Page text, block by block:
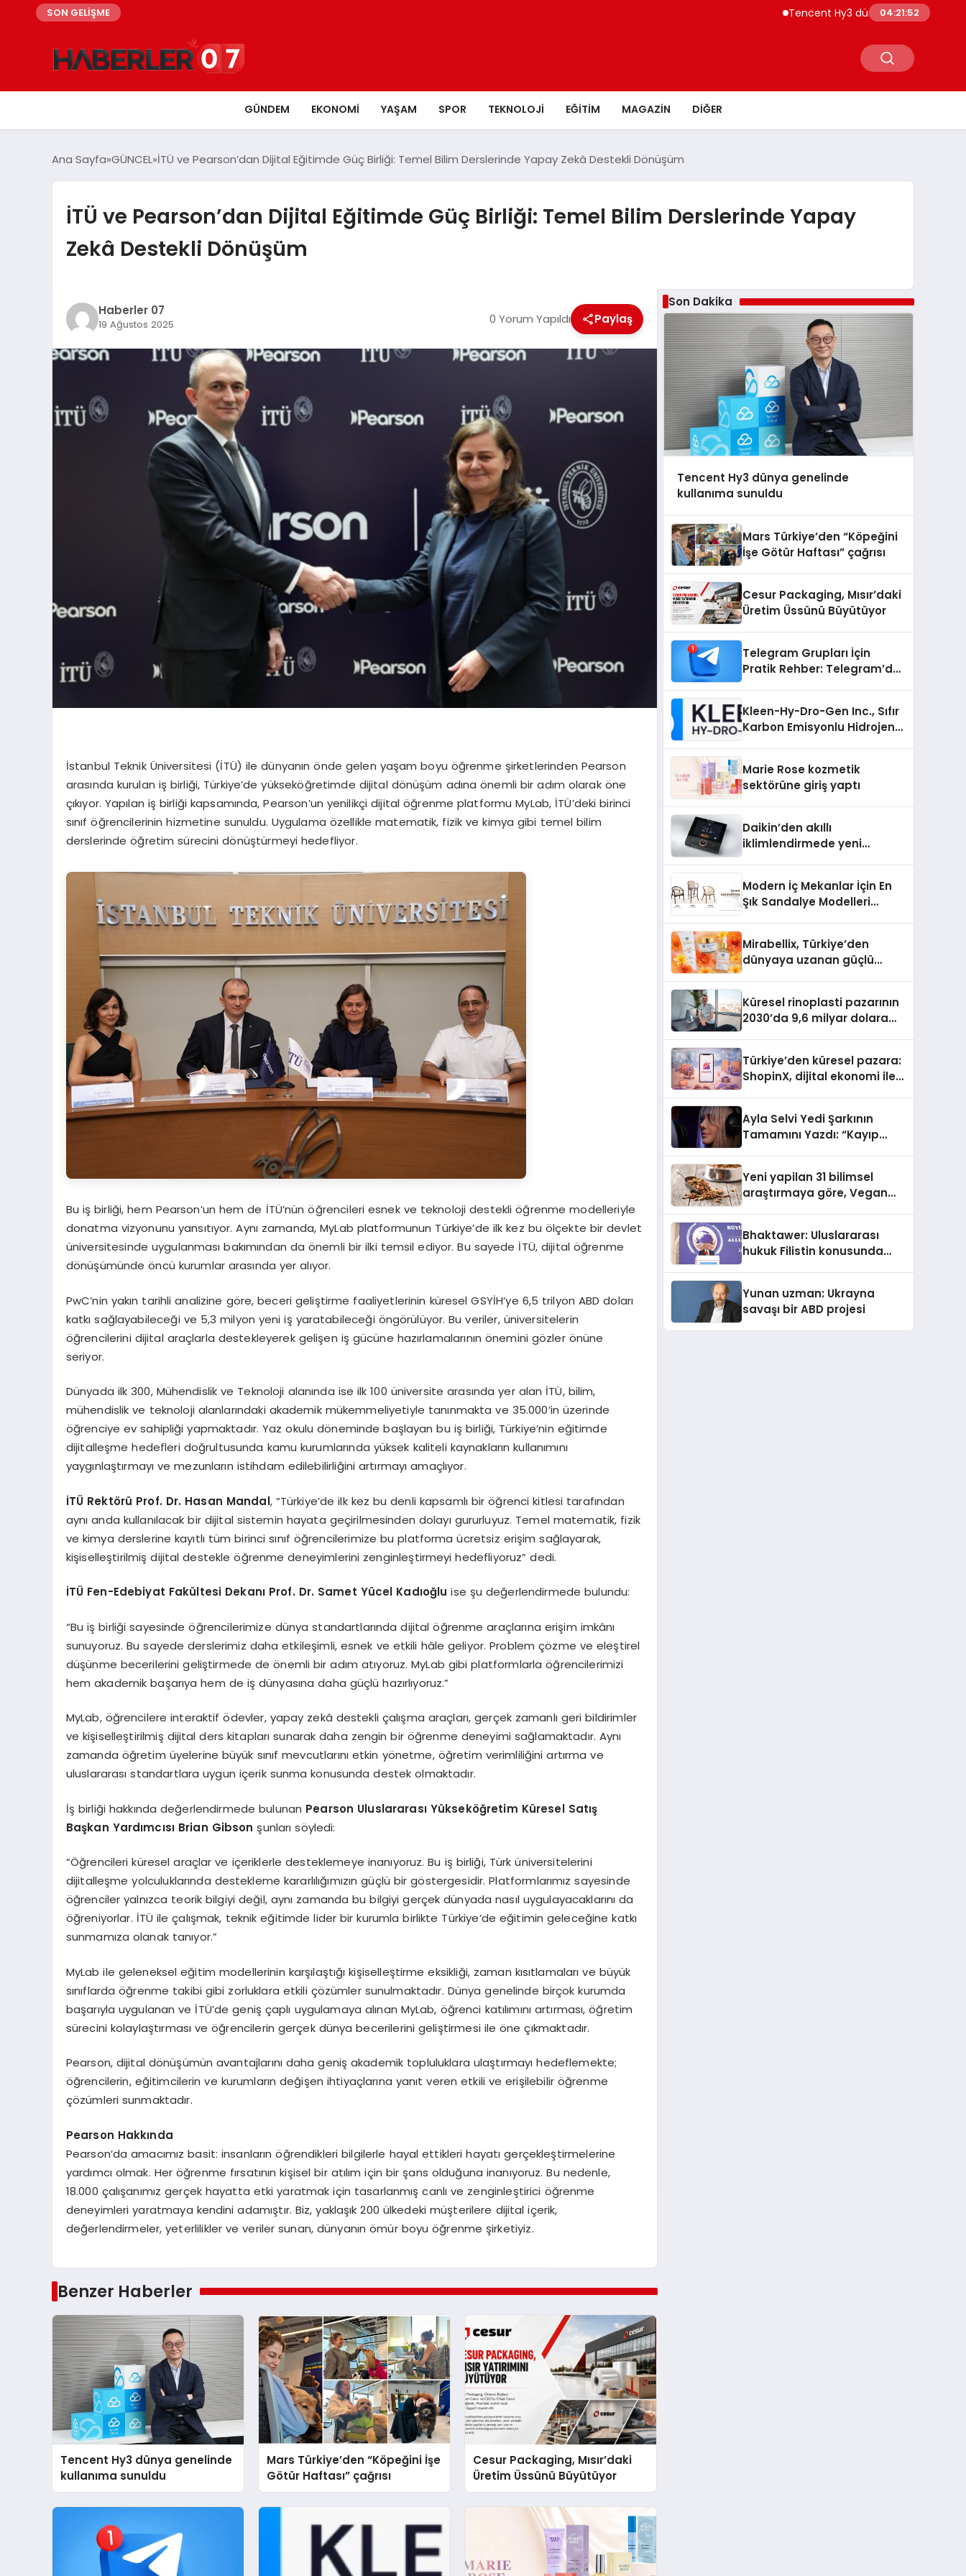
SON GELİŞME Tencent Hy3 dünya genelinde kullanıma
04:21:53
GÜNDEM EKONOMI YAŞAM SPOR TEKNOLOJI EĞITIM MAGAZIN DIĞER
Ana Sayfa GÜNCEL İTÜ ve Pearson’dan Dijital Eğitimde Güç Birliği: Temel Bilim Derslerinde Yapay Zekâ Destekli Dönüşüm
İTÜ ve Pearson’dan Dijital Eğitimde Güç Birliği: Temel Bilim Derslerinde Yapay
Zekâ Destekli Dönüşüm
Haberler 07
19 Ağustos 2025 0 Yorum Yapıldı Paylaş
İstanbul Teknik Üniversitesi (İTÜ) ile dünyanın önde gelen yaşam boyu öğrenme şirketlerinden Pearson
arasında kurulan iş birliği, Türkiye’de yükseköğretimde dijital dönüşüm adına önemli bir adım olarak öne
çıkıyor. Yapılan iş birliği kapsamında, Pearson’un yenilikçi dijital öğrenme platformu MyLab, İTÜ’deki birinci
sınıf öğrencilerinin hizmetine sunuldu. Uygulama özellikle matematik, fizik ve kimya gibi temel bilim
derslerinde öğretim sürecini dönüştürmeyi hedefliyor.
Bu iş birliği, hem Pearson’un hem de İTÜ’nün öğrencileri esnek ve teknoloji destekli öğrenme modelleriyle
donatma vizyonunu yansıtıyor. Aynı zamanda, MyLab platformunun Türkiye’de ilk kez bu ölçekte bir devlet
üniversitesinde uygulanması bakımından da önemli bir ilki temsil ediyor. Bu sayede İTÜ, dijital öğrenme
dönüşümünde öncü kurumlar arasında yer alıyor.
PwC’nin yakın tarihli analizine göre, beceri geliştirme faaliyetlerinin küresel GSYİH’ye 6,5 trilyon ABD doları
katkı sağlayabileceği ve 5,3 milyon yeni iş yaratabileceği öngörülüyor. Bu veriler, üniversitelerin
öğrencilerini dijital araçlarla destekleyerek gelişen iş gücüne hazırlamalarının önemini gözler önüne
seriyor.
Dünyada ilk 300, Mühendislik ve Teknoloji alanında ise ilk 100 üniversite arasında yer alan İTÜ, bilim,
mühendislik ve teknoloji alanlarındaki akademik mükemmeliyetiyle tanınmakta ve 35.000’in üzerinde
öğrenciye ev sahipliği yapmaktadır. Yaz okulu döneminde başlayan bu iş birliği, Türkiye’nin eğitimde
dijitalleşme hedefleri doğrultusunda kamu kurumlarında yüksek kaliteli kaynakların kullanımını
yaygınlaştırmayı ve mezunların istihdam edilebilirliğini artırmayı amaçlıyor.
İTÜ Rektörü Prof. Dr. Hasan Mandal, “Türkiye’de ilk kez bu denli kapsamlı bir öğrenci kitlesi tarafından
aynı anda kullanılacak bir dijital sistemin hayata geçirilmesinden dolayı gururluyuz. Temel matematik, fizik
ve kimya derslerine kayıtlı tüm birinci sınıf öğrencilerimize bu platforma ücretsiz erişim sağlayarak,
kişiselleştirilmiş dijital destekle öğrenme deneyimlerini zenginleştirmeyi hedefliyoruz” dedi.
İTÜ Fen-Edebiyat Fakültesi Dekanı Prof. Dr. Samet Yücel Kadıoğlu ise şu değerlendirmede bulundu:
“Bu iş birliği sayesinde öğrencilerimize dünya standartlarında dijital öğrenme araçlarına erişim imkânı
sunuyoruz. Bu sayede derslerimiz daha etkileşimli, esnek ve etkili hâle geliyor. Problem çözme ve eleştirel
düşünme becerilerini geliştirmede de önemli bir adım atıyoruz. MyLab gibi platformlarla öğrencilerimizi
hem akademik başarıya hem de iş dünyasına daha güçlü hazırlıyoruz.”
MyLab, öğrencilere interaktif ödevler, yapay zekâ destekli çalışma araçları, gerçek zamanlı geri bildirimler
ve kişiselleştirilmiş dijital ders kitapları sunarak daha zengin bir öğrenme deneyimi sağlamaktadır. Aynı
zamanda öğretim üyelerine büyük sınıf mevcutlarını etkin yönetme, öğretim verimliliğini artırma ve
uluslararası standartlara uygun içerik sunma konusunda destek olmaktadır.
İş birliği hakkında değerlendirmede bulunan Pearson Uluslararası Yükseköğretim Küresel Satış
Başkan Yardımcısı Brian Gibson şunları söyledi:
“Öğrencileri küresel araçlar ve içeriklerle desteklemeye inanıyoruz. Bu iş birliği, Türk üniversitelerini
dijitalleşme yolculuklarında destekleme kararlılığımızın güçlü bir göstergesidir. Platformlarımız sayesinde
öğrenciler yalnızca teorik bilgiyi değil, aynı zamanda bu bilgiyi gerçek dünyada nasıl uygulayacaklarını da
öğreniyorlar. İTÜ ile çalışmak, teknik eğitimde lider bir kurumla birlikte Türkiye’de eğitimin geleceğine katkı
sunmamıza olanak tanıyor.”
MyLab ile geleneksel eğitim modellerinin karşılaştığı kişiselleştirme eksikliği, zaman kısıtlamaları ve büyük
sınıflarda öğrenme takibi gibi zorluklara etkili çözümler sunulmaktadır. Dünya genelinde birçok kurumda
başarıyla uygulanan ve İTÜ’de geniş çaplı uygulamaya alınan MyLab, öğrenci katılımını artırması, öğretim
sürecini kolaylaştırması ve öğrencilerin gerçek dünya becerilerini geliştirmesi ile öne çıkmaktadır.
Pearson, dijital dönüşümün avantajlarını daha geniş akademik topluluklara ulaştırmayı hedeflemekte;
öğrencilerin, eğitimcilerin ve kurumların değişen ihtiyaçlarına yanıt veren etkili ve erişilebilir öğrenme
çözümleri sunmaktadır.
Pearson Hakkında
Pearson’da amacımız basit: insanların öğrendikleri bilgilerle hayal ettikleri hayatı gerçekleştirmelerine
yardımcı olmak. Her öğrenme fırsatının kişisel bir atılım için bir şans olduğuna inanıyoruz. Bu nedenle,
18.000 çalışanımız gerçek hayatta etki yaratmak için tasarlanmış canlı ve zenginleştirici öğrenme
deneyimleri yaratmaya kendini adamıştır. Biz, yaklaşık 200 ülkedeki müşterilere dijital içerik,
değerlendirmeler, yeterlilikler ve veriler sunan, dünyanın ömür boyu öğrenme şirketiyiz.
Benzer Haberler
Tencent Hy3 dünya genelinde
kullanıma sunuldu
Mars Türkiye’den “Köpeğini İşe
Götür Haftası” çağrısı
Cesur Packaging, Mısır’daki
Üretim Üssünü Büyütüyor
Son Dakika
Tencent Hy3 dünya genelinde
kullanıma sunuldu
Mars Türkiye’den “Köpeğini
İşe Götür Haftası” çağrısı
Cesur Packaging, Mısır’daki
Üretim Üssünü Büyütüyor
Telegram Grupları İçin
Pratik Rehber: Telegram’da
Kleen-Hy-Dro-Gen Inc., Sıfır
Karbon Emisyonlu Hidrojen
Aldı
Marie Rose kozmetik
sektörüne giriş yaptı
Daikin’den akıllı
iklimlendirmede yeni
Modern İç Mekanlar İçin En
Şık Sandalye Modelleri
Mirabellix, Türkiye’den
dünyaya uzanan güçlü
Küresel rinoplasti pazarının
2030’da 9,6 milyar dolara
Türkiye’den küresel pazara:
ShopinX, dijital ekonomi ile
Ayla Selvi Yedi Şarkının
Tamamını Yazdı: “Kayıp
Yeni yapilan 31 bilimsel
araştırmaya göre, Vegan
Sindirildiğini Ortaya Koydu
Bhaktawer: Uluslararası
hukuk Filistin konusunda
Yunan uzman: Ukrayna
savaşı bir ABD projesi